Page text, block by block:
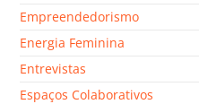
Empreendedorismo
Energia Feminina
Entrevistas
Espaços Colaborativos